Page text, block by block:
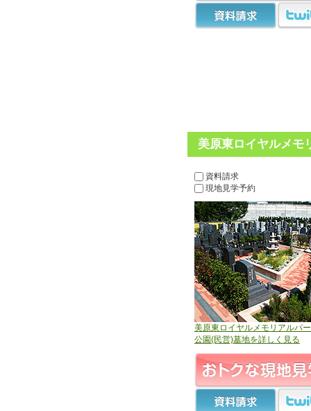
美原東ロイヤルメモ
資料請求
現地見学予約
美原東ロイヤルメモリアルパ
公園(民営)墓地を詳しく見る